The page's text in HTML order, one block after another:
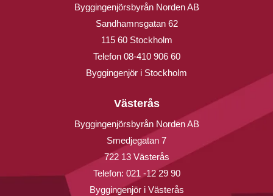
Byggingenjörsbyrån Norden AB
Sandhamnsgatan 62
115 60 Stockholm
Telefon 08-410 906 60
Byggingenjör i Stockholm
Västerås
Byggingenjörsbyrån Norden AB
Smedjegatan 7
722 13 Västerås
Telefon: 021 -12 29 90
Byggingenjör i Västerås